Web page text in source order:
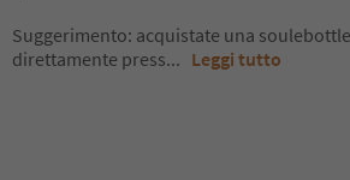
Suggerimento: acquistate una
direttamente press... Leggi tutto